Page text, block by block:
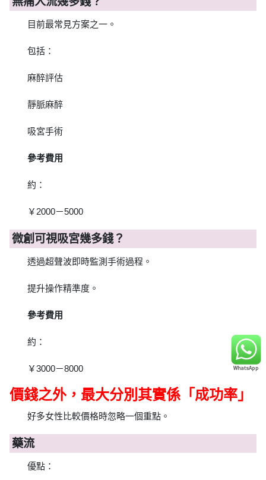
目前最常見方案之一。
包括：
麻醉評估
靜脈麻醉
吸宮手術
參考費用
約：
￥2000－5000
微創可視吸宮幾多錢？
透過超聲波即時監測手術過程。
提升操作精準度。
參考費用
約：
￥3000－8000
價錢之外，最大分別其實係「成功率」
好多女性比較價格時忽略一個重點。
藥流
優點：